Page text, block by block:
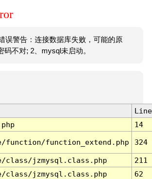
误警告：连接数据库失败，可能的原
码不对; 2、mysql未启动。
Line
14
function/function_extend.php 324
class/jzmysql.class.php
211
class/jzmysql.class.php
62